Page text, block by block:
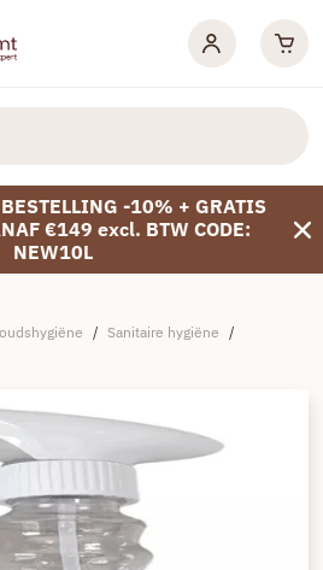
BESTELLING -10% + GRATIS
€149 excl. BTW CODE:
NEW10L
/ Sanitaire hygiëne /